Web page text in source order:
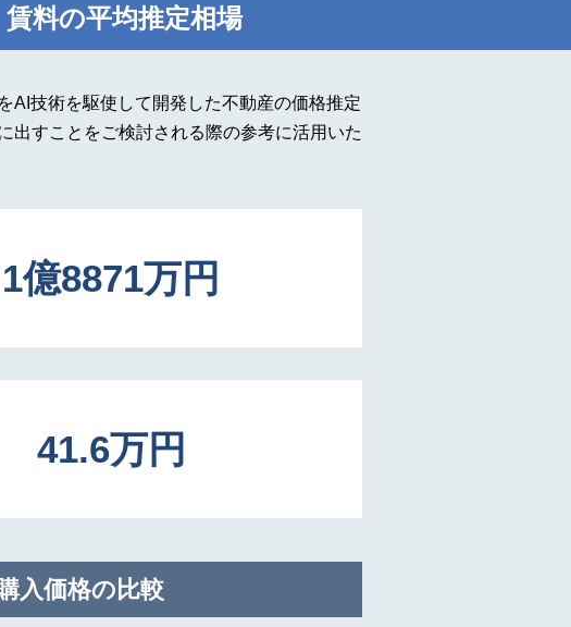
料の平均推定相場
AI技術を駆使して開発した不動産の価格推定
出すことをご検討される際の参考に活用いた
1億8871万円
41.6万円
入価格の比較